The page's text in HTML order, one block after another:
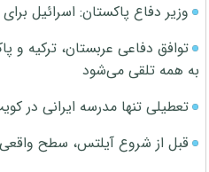
وزیر دفاع پاکستان: اسرائیل
توافق دفاعی عربستان، ترکیه و
به همه تلقی می‌شود
تعطیلی تنها مدرسه ایرانی در
قبل از شروع آیلتس، سطح واقعی